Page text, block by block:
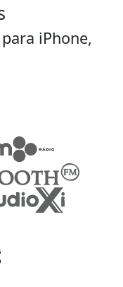
iPhone,